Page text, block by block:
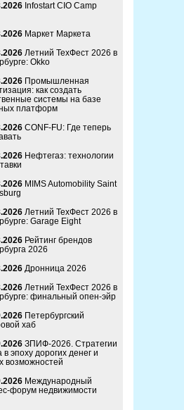
Infostart CIO Camp
Маркет Маркета
Летний ТехФест 2026 в
Okko
Промышленная
как создать
системы на базе
платформ
CONF-FU: Где теперь
Нефтегаз: технологии
MIMS Automobility Saint
Летний ТехФест 2026 в
Garage Eight
Рейтинг брендов
2026
Дронница 2026
Летний ТехФест 2026 в
финальный опен-эйр
Петербургский
хаб
ЗПИФ-2026. Стратегии
в эпоху дорогих денег и
возможностей
Международный
форум недвижимости